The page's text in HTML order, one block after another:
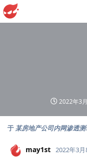
2022年3
于 某房地产公司内网渗透
may1st 2022年3月